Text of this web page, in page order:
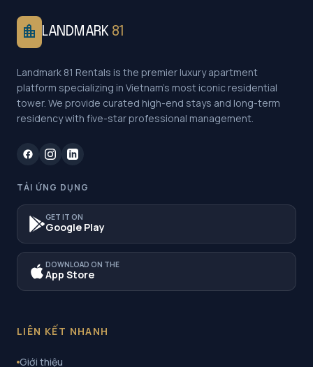
location_city LANDMARK 81
Landmark 81 Rentals is the premier luxury apartment
platform specializing in Vietnam's most iconic residential
tower. We provide curated high-end stays and long-term
residency with five-star professional management.
TẢI ỨNG DỤNG
GET IT ON
Google Play
DOWNLOAD ON THE
App Store
LIÊN KẾT NHANH
Giới thiệu